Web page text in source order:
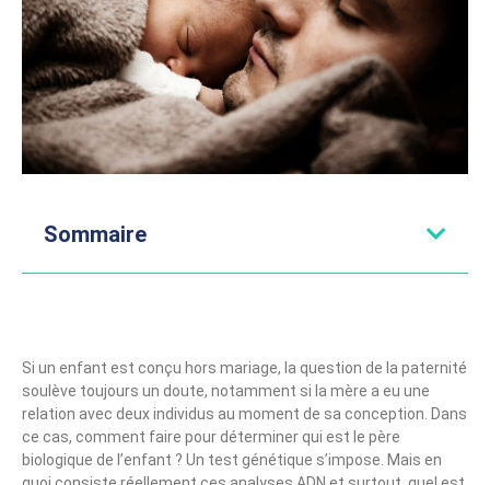
Sommaire
Si un enfant est conçu hors mariage, la question de la paternité
soulève toujours un doute, notamment si la mère a eu une
relation avec deux individus au moment de sa conception. Dans
ce cas, comment faire pour déterminer qui est le père
biologique de l’enfant ? Un test génétique s’impose. Mais en